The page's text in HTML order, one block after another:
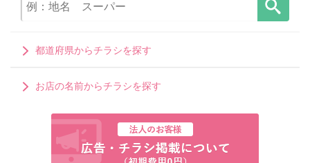
都道府県からチラシを探す
お店の名前からチラシを探す